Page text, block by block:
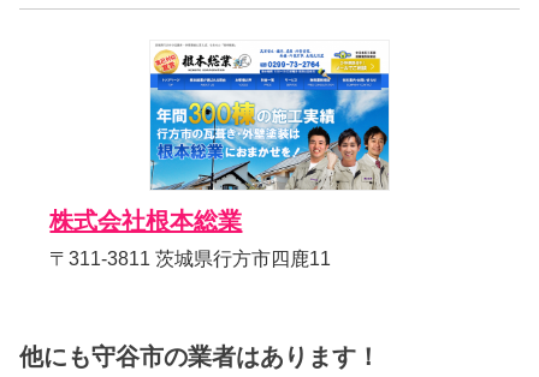
株式会社根本総業
〒311-3811 茨城県行方市四鹿11
他にも守谷市の業者はあります！